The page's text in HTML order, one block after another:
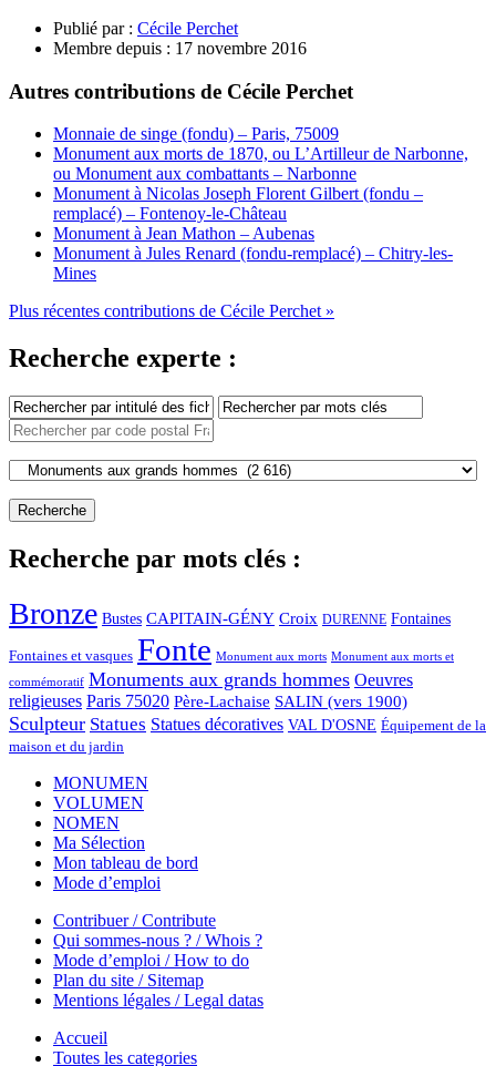
Publié par : Cécile Perchet
Membre depuis : 17 novembre 2016
Autres contributions de Cécile Perchet
Monnaie de singe (fondu) – Paris, 75009
Monument aux morts de 1870, ou L’Artilleur de Narbonne,
ou Monument aux combattants – Narbonne
Monument à Nicolas Joseph Florent Gilbert (fondu –
remplacé) – Fontenoy-le-Château
Monument à Jean Mathon – Aubenas
Monument à Jules Renard (fondu-remplacé) – Chitry-les-
Mines
Plus récentes contributions de Cécile Perchet »
Recherche experte :
Recherche par mots clés :
Bronze Bustes CAPITAIN-GÉNY Croix DURENNE Fontaines
Fontaines et vasques Fonte Monument aux morts Monument aux morts et
commémoratif Monuments aux grands hommes Oeuvres
religieuses Paris 75020 Père-Lachaise SALIN (vers 1900)
Sculpteur Statues Statues décoratives VAL D'OSNE Équipement de la
maison et du jardin
MONUMEN
VOLUMEN
NOMEN
Ma Sélection
Mon tableau de bord
Mode d’emploi
Contribuer / Contribute
Qui sommes-nous ? / Whois ?
Mode d’emploi / How to do
Plan du site / Sitemap
Mentions légales / Legal datas
Accueil
Toutes les categories